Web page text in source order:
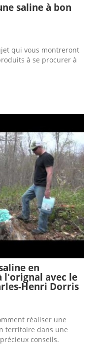
saline à bon
qui vous montreront
à se procurer à
en
l'orignal avec le
Henri Dorris
réaliser une
territoire dans une
conseils.